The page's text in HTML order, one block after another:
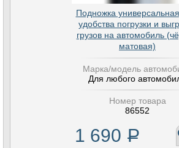
Подножка
удобства погрузки и
грузов на автомобиль
матовая)
Марка/модель
Для любого
Номер товара
86552
1 690 Р